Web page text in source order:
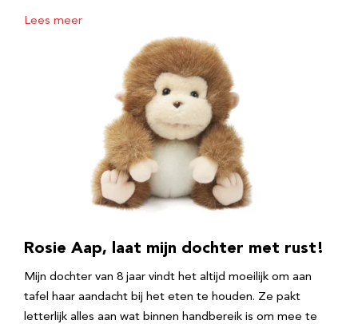
Lees meer
Rosie Aap, laat mijn dochter met rust!
Mijn dochter van 8 jaar vindt het altijd moeilijk om aan
tafel haar aandacht bij het eten te houden. Ze pakt
letterlijk alles aan wat binnen handbereik is om mee te